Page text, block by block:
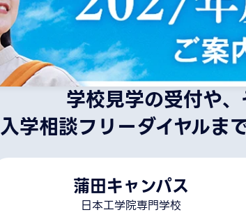
学校見学の受付や
入学相談フリーダイヤルま
蒲田キャンパス
日本工学院専門学校